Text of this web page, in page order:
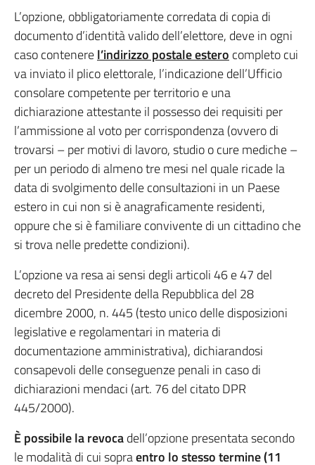
L’opzione, obbligatoriamente corredata di copia di
documento d’identità valido dell’elettore, deve in ogni
caso contenerel’indirizzo postale estero completo cui
va inviato il plico elettorale, l’indicazione dell’Ufficio
consolare competente per territorio e una
dichiarazione attestante il possesso dei requisiti per
l’ammissione al voto per corrispondenza (ovvero di
trovarsi – per motivi di lavoro, studio o cure mediche –
per un periodo di almeno tre mesi nel quale ricade la
data di svolgimento delle consultazioni in un Paese
estero in cui non si è anagraficamente residenti,
oppure che si è familiare convivente di un cittadino che
si trova nelle predette condizioni).
L’opzione va resa ai sensi degli articoli 46 e 47 del
decreto del Presidente della Repubblica del 28
dicembre 2000, n. 445 (testo unico delle disposizioni
legislative e regolamentari in materia di
documentazione amministrativa), dichiarandosi
consapevoli delle conseguenze penali in caso di
dichiarazioni mendaci (art. 76 del citato DPR
445/2000).
È possibile la revocadell’opzione presentata secondo
le modalità di cui sopraentro lo stesso termine (11